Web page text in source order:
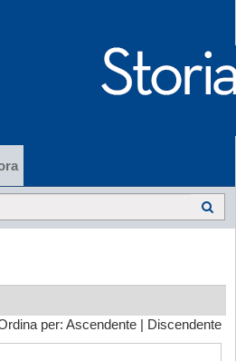
al '68
all'internazionalizzazione
per: Ascendente Discendente